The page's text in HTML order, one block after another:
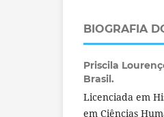
BIOGRAFIA
Priscila
Brasil.
Licenciada em
em Ciências